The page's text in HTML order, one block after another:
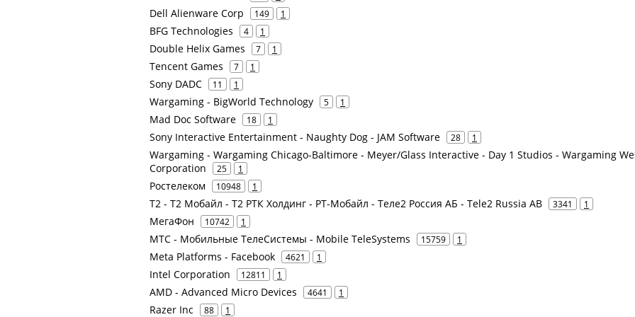
Dell Alienware Corp 149 1
BFG Technologies 4 1
Double Helix Games 7 1
Tencent Games 7 1
Sony DADC 11 1
Wargaming - BigWorld Technology 5 1
Mad Doc Software 18 1
Sony Interactive Entertainment - Naughty Dog - JAM Software 28 1
Wargaming - Wargaming Chicago-Baltimore - Meyer/Glass Interactive - Day 1 Studios - Wargaming
Corporation
25 1
Ростелеком 10948 1
Т2 - Т2 Мобайл - Т2 РТК Холдинг - РТ-Мобайл - Теле2 Россия АБ - Tele2 Russia AB 3341 1
МегаФон 10742 1
МТС - Мобильные ТелеСистемы - Mobile TeleSystems 15759 1
Meta Platforms - Facebook 4621 1
Intel Corporation 12811 1
AMD - Advanced Micro Devices 4641 1
Razer Inc 88 1